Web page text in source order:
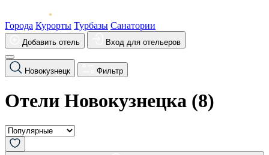
Города Курорты Турбазы Санатории
Добавить отель Вход для отельеров
Новокузнецк Фильтр
Отели Новокузнецка (8)